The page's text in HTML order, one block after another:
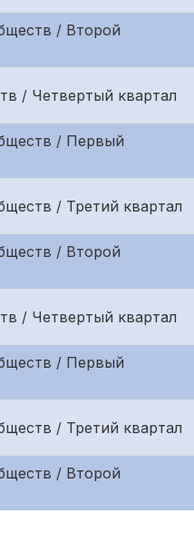
/ Второй
/ Четвертый квартал
/ Первый
/ Третий квартал
/ Второй
/ Четвертый квартал
/ Первый
/ Третий квартал
/ Второй